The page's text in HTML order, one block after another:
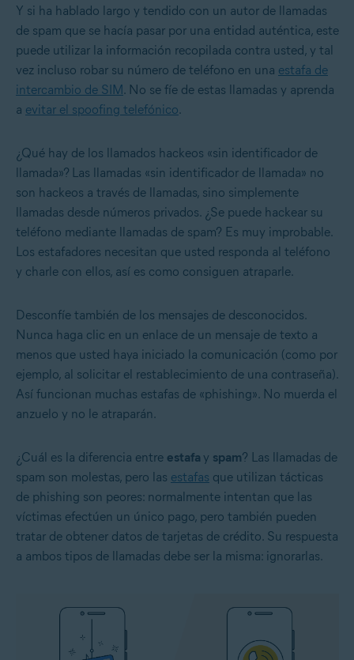
Y si ha hablado largo y tendido con un autor de llamadas
de spam que se hacía pasar por una entidad auténtica, este
puede utilizar la información recopilada contra usted, y tal
vez incluso robar su número de teléfono en una estafa de
intercambio de SIM. No se fíe de estas llamadas y aprenda
a evitar el spoofing telefónico.
¿Qué hay de los llamados hackeos «sin identificador de
llamada»? Las llamadas «sin identificador de llamada» no
son hackeos a través de llamadas, sino simplemente
llamadas desde números privados. ¿Se puede hackear su
teléfono mediante llamadas de spam? Es muy improbable.
Los estafadores necesitan que usted responda al teléfono
y charle con ellos, así es como consiguen atraparle.
Desconfíe también de los mensajes de desconocidos.
Nunca haga clic en un enlace de un mensaje de texto a
menos que usted haya iniciado la comunicación (como por
ejemplo, al solicitar el restablecimiento de una contraseña).
Así funcionan muchas estafas de «phishing». No muerda el
anzuelo y no le atraparán.
¿Cuál es la diferencia entre estafa y spam? Las llamadas de
spam son molestas, pero las estafas que utilizan tácticas
de phishing son peores: normalmente intentan que las
víctimas efectúen un único pago, pero también pueden
tratar de obtener datos de tarjetas de crédito. Su respuesta
a ambos tipos de llamadas debe ser la misma: ignorarlas.